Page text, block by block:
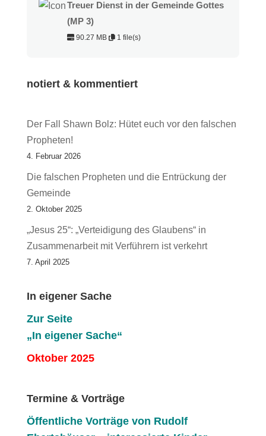
Treuer Dienst in der Gemeinde Gottes
(MP 3)
90.27 MB 1 file(s)
notiert & kommentiert
Der Fall Shawn Bolz: Hütet euch vor den falschen
Propheten!
4. Februar 2026
Die falschen Propheten und die Entrückung der
Gemeinde
2. Oktober 2025
„Jesus 25“: „Verteidigung des Glaubens“ in
Zusammenarbeit mit Verführern ist verkehrt
7. April 2025
In eigener Sache
Zur Seite
„In eigener Sache“
Oktober 2025
Termine & Vorträge
Öffentliche Vorträge von Rudolf